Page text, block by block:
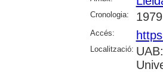
Cronologia:
Accés:
Localització: